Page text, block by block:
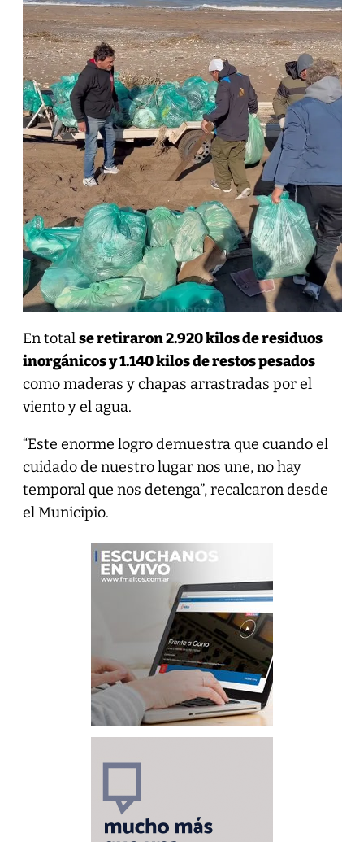
En totalse retiraron 2.920 kilos de residuos
inorgánicos y 1.140 kilos de restos pesados
como maderas y chapas arrastradas por el
viento y el agua.
“​Este enorme logro demuestra que cuando el
cuidado de nuestro lugar nos une, no hay
temporal que nos detenga”, recalcaron desde
el Municipio.